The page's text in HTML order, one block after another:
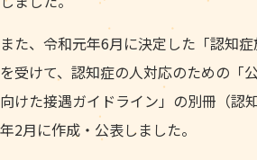
また、令和元年6月に決定した「認知症
を受けて、認知症の人対応のための「
向けた接遇ガイドライン」の別冊（認
年2月に作成・公表しました。